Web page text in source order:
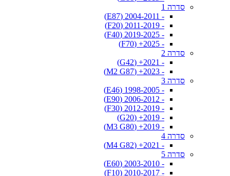
סדרה 1
- 2004-2011 (E87)
- 2011-2019 (F20)
- 2019-2025 (F40)
- 2025+ (F70)
סדרה 2
- 2021+ (G42)
- 2023+ (M2 G87)
סדרה 3
- 1998-2005 (E46)
- 2006-2012 (E90)
- 2012-2019 (F30)
- 2019+ (G20)
- 2019+ (M3 G80)
סדרה 4
- 2021+ (M4 G82)
סדרה 5
- 2003-2010 (E60)
- 2010-2017 (F10)